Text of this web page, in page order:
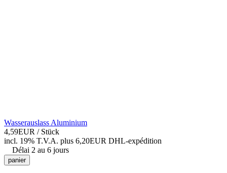
Wasserauslass Aluminium
4,59EUR / Stück
incl. 19% T.V.A. plus 6,20EUR DHL-expédition
Délai 2 au 6 jours
panier